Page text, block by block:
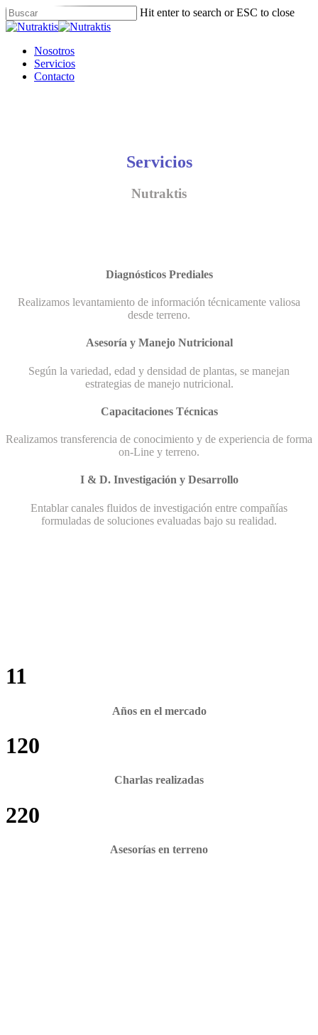
Skip
to
content
Hit enter to search or ESC to close
Close
Menu
Nosotros
Servicios
Contacto
Servicios
Nutraktis
Diagnósticos Prediales
Realizamos levantamiento de información técnicamente valiosa
desde terreno.
Asesoría y Manejo Nutricional
Según la variedad, edad y densidad de plantas, se manejan
estrategias de manejo nutricional.
Capacitaciones Técnicas
Realizamos transferencia de conocimiento y de experiencia de forma
on-Line y terreno.
I & D. Investigación y Desarrollo
Entablar canales fluidos de investigación entre compañías
formuladas de soluciones evaluadas bajo su realidad.
11
Años en el mercado
120
Charlas realizadas
220
Asesorías en terreno